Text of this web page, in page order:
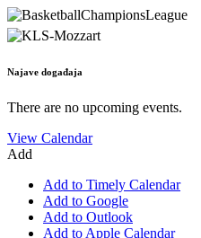
Najave događaja
There are no upcoming events.
View Calendar
Add
Add to Timely Calendar
Add to Google
Add to Outlook
Add to Apple Calendar